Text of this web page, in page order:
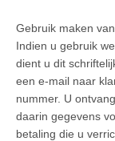
Gebruik maken
Indien u gebruik
dient u dit
een e-mail naar
nummer. U
daarin gegevens
betaling die u